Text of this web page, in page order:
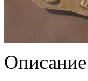
Описание